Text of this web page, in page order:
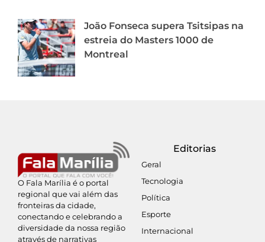
João Fonseca supera Tsitsipas na
estreia do Masters 1000 de
Montreal
O Fala Marília é o portal
regional que vai além das
fronteiras da cidade,
conectando e celebrando a
diversidade da nossa região
através de narrativas
Editorias
Geral
Tecnologia
Política
Esporte
Internacional